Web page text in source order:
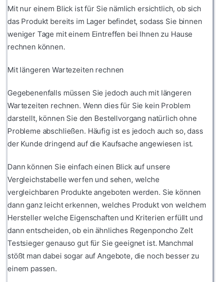
Mit nur einem Blick ist für Sie nämlich ersichtlich, ob sich
das Produkt bereits im Lager befindet, sodass Sie binnen
weniger Tage mit einem Eintreffen bei Ihnen zu Hause
rechnen können.
Mit längeren Wartezeiten rechnen
Gegebenenfalls müssen Sie jedoch auch mit längeren
Wartezeiten rechnen. Wenn dies für Sie kein Problem
darstellt, können Sie den Bestellvorgang natürlich ohne
Probleme abschließen. Häufig ist es jedoch auch so, dass
der Kunde dringend auf die Kaufsache angewiesen ist.
Dann können Sie einfach einen Blick auf unsere
Vergleichstabelle werfen und sehen, welche
vergleichbaren Produkte angeboten werden. Sie können
dann ganz leicht erkennen, welches Produkt von welchem
Hersteller welche Eigenschaften und Kriterien erfüllt und
dann entscheiden, ob ein ähnliches Regenponcho Zelt
Testsieger genauso gut für Sie geeignet ist. Manchmal
stößt man dabei sogar auf Angebote, die noch besser zu
einem passen.